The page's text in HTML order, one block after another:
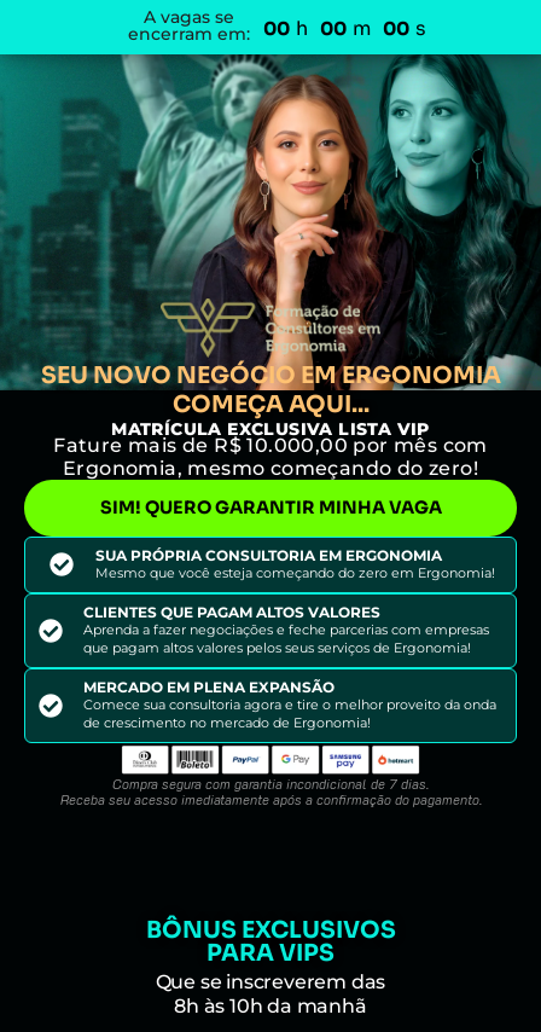
A vagas se
encerram em: 00 h 00 m 00 s
MATRÍCULA EXCLUSIVA LISTA VIP
SEU NOVO NEGÓCIO EM ERGONOMIA
COMEÇA AQUI...
Fature mais de R$ 10.000,00 por mês com
Ergonomia, mesmo começando do zero!
SUA PRÓPRIA CONSULTORIA EM ERGONOMIA
Mesmo que você esteja começando do zero em Ergonomia!
CLIENTES QUE PAGAM ALTOS VALORES
Aprenda a fazer negociações e feche parcerias com empresas
que pagam altos valores pelos seus serviços de Ergonomia!
MERCADO EM PLENA EXPANSÃO
Comece sua consultoria agora e tire o melhor proveito da onda
de crescimento no mercado de Ergonomia!
SIM! QUERO GARANTIR MINHA VAGA
Compra segura com garantia incondicional de 7 dias.
Receba seu acesso imediatamente após a confirmação do pagamento.
BÔNUS EXCLUSIVOS
PARA VIPS
Que se inscreverem das
8h às 10h da manhã